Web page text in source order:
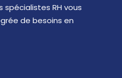
spécialistes RH vous
de besoins en